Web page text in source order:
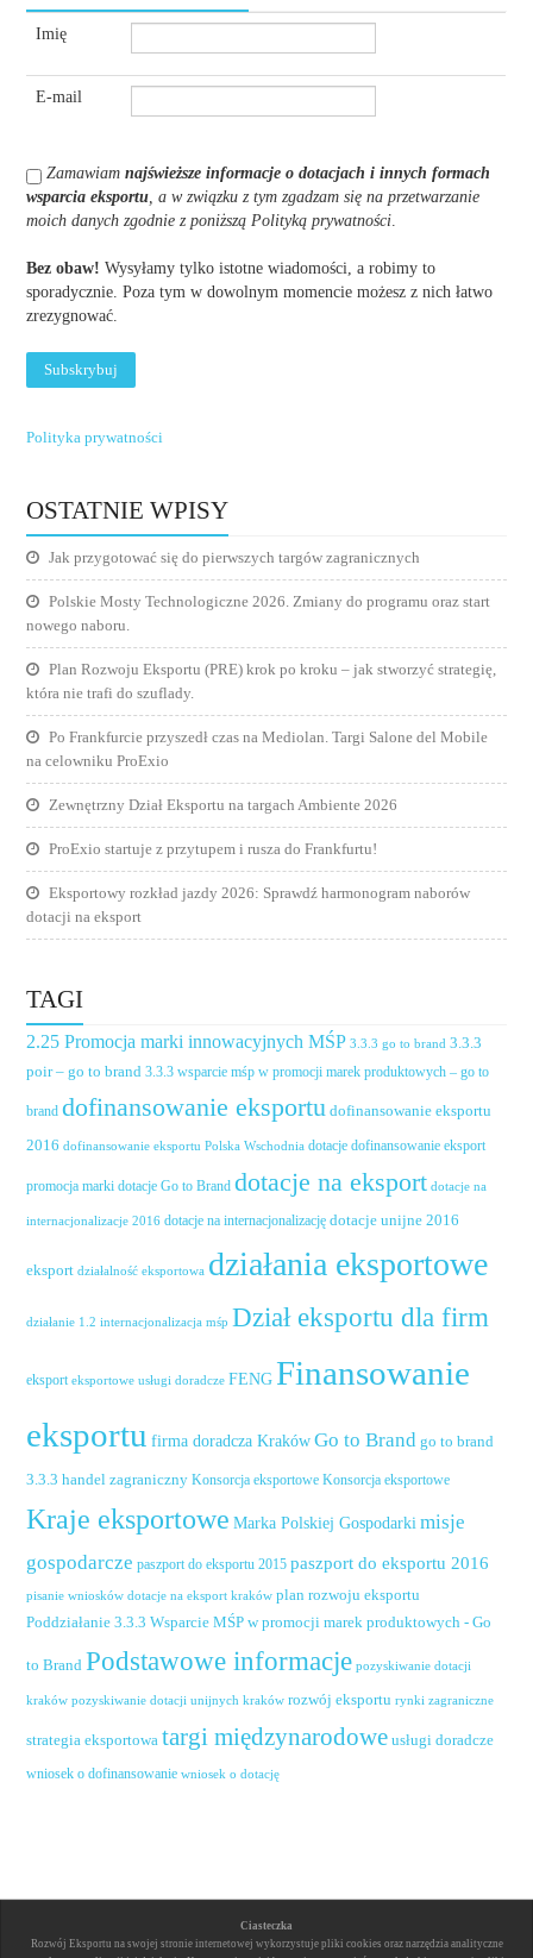
Imię
E-mail
Zamawiamnajświeższe informacje o dotacjach i innych formach
wsparcia eksportu , a w związku z tym zgadzam się na przetwarzanie
moich danych zgodnie z poniższą Polityką prywatności
Bez obaw! Wysyłamy tylko istotne wiadomości, a robimy to
sporadycznie. Poza tym w dowolnym momencie możesz z nich łatwo
zrezygnować.
Polityka prywatności
OSTATNIE WPISY
Jak przygotować się do pierwszych targów zagranicznych
Polskie Mosty Technologiczne 2026. Zmiany do programu oraz start
nowego naboru.
Plan Rozwoju Eksportu (PRE) krok po kroku – jak stworzyć strategię,
która nie trafi do szuflady.
Po Frankfurcie przyszedł czas na Mediolan. Targi Salone del Mobile
na celowniku ProExio
Zewnętrzny Dział Eksportu na targach Ambiente 2026
ProExio startuje z przytupem i rusza do Frankfurtu!
Eksportowy rozkład jazdy 2026: Sprawdź harmonogram naborów
dotacji na eksport
TAGI
2.25 Promocja marki innowacyjnych MŚP 3.3.3 go to brand 3.3.3
poir – go to brand 3.3.3 wsparcie mśp w promocji marek produktowych – go to
brand dofinansowanie eksportu dofinansowanie eksportu
2016 dofinansowanie eksportu Polska Wschodnia dotacje dofinansowanie eksport
promocja marki dotacje Go to Brand dotacje na eksport dotacje na
internacjonalizacje 2016 dotacje na internacjonalizację dotacje unijne 2016
eksport działalność eksportowa działania eksportowe
działanie 1.2 internacjonalizacja mśp Dział eksportu dla firm
eksport eksportowe usługi doradcze FENG Finansowanie
eksportu firma doradcza Kraków Go to Brand go to brand
3.3.3 handel zagraniczny Konsorcja eksportowe Konsorcja eksportowe
Kraje eksportowe Marka Polskiej Gospodarki misje
gospodarcze paszport do eksportu 2015 paszport do eksportu 2016
pisanie wniosków dotacje na eksport kraków plan rozwoju eksportu
Poddziałanie 3.3.3 Wsparcie MŚP w promocji marek produktowych - Go
to Brand Podstawowe informacje pozyskiwanie dotacji
kraków pozyskiwanie dotacji unijnych kraków rozwój eksportu rynki zagraniczne
strategia eksportowa targi międzynarodowe usługi doradcze
wniosek o dofinansowanie wniosek o dotację
Ciasteczka
Rozwój Eksportu na swojej stronie internetowej wykorzystuje pliki cookies oraz narzędzia analityczne